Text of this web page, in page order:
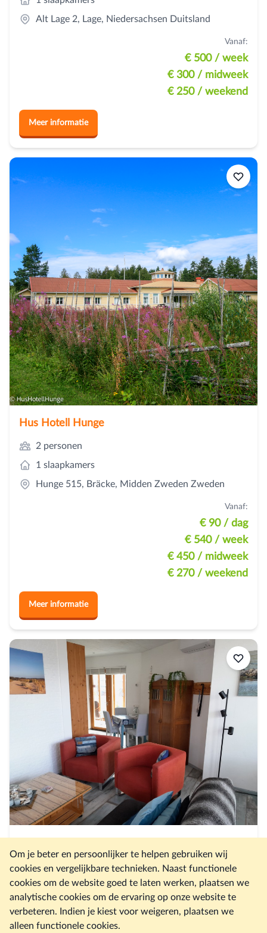
Alt Lage 2, Lage, Niedersachsen Duitsland
Vanaf:
€ 500/ week
€ 300/ midweek
€ 250/ weekend
Meer informatie
Hus Hotell Hunge
2 personen
1 slaapkamers
Hunge 515, Bräcke, Midden Zweden Zweden
Vanaf:
€ 90/ dag
€ 540/ week
€ 450/ midweek
€ 270/ weekend
Meer informatie
2 personen
1 slaapkamers
Stationsweg 2, Ouddorp, Zuid-Holland Nederland
Om je beter en persoonlijker te helpen gebruiken wij
cookies en vergelijkbare technieken. Naast functionele
cookies om de website goed te laten werken, plaatsen we
analytische cookies om de ervaring op onze website te
verbeteren. Indien je kiest voor weigeren, plaatsen we
alleen functionele cookies.